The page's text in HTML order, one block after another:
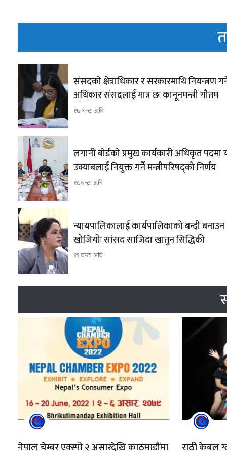
संसदको क्षेत्राधिकार र सरकारमाथि नियन्त्रण
अधिकार संसदलाई मात्र छः कानूनमन्त्री गौतम
१७ घन्टा अघि
लगानी बोर्डको प्रमुख कार्यकारी अधिकृत पदमा
उक्याबलाई नियुक्त गर्ने मन्त्रीपरिषद्को निर्णय
१८ घन्टा अघि
न्यायपालिकालाई कार्यपालिकाको बन्दी बनाउन
खोजियोः सांसद साजिदा खातुन सिद्धिकी
१९ घन्टा अघि
नेपाल चेम्बर एक्स्पो २ असारदेखि काठमाडौंमा
राठी केबल